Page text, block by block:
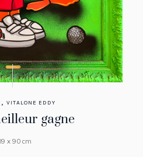
, VITALONE EDDY
gagne
x 90 cm